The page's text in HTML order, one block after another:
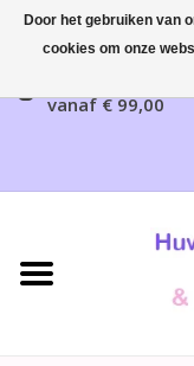
Gratis
vanaf € 99,00
Home
Bruidsaccessoires
Door het gebruiken van
cookies om onze